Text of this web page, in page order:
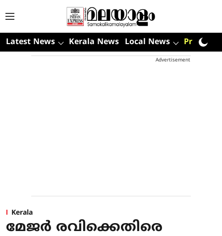
Latest News Kerala News Local News Premium
Advertisement
Kerala
മേജര്‍ രവിക്കെതിരെ